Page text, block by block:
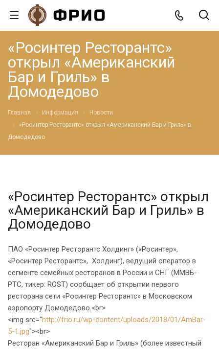
«Росинтер Ресторантс»
открыл «Американский
Бар и Гриль» в
Домодедово
Главная Информация
Новости
«Росинтер Ресторантс» открыл «Американский Бар и Гриль» в
Домодедово
«Росинтер Ресторантс» открыл
«Американский Бар и Гриль» в
Домодедово
ПАО «Росинтер Ресторантс Холдинг» («Росинтер»,
«Росинтер Ресторантс», Холдинг), ведущий оператор в
сегменте семейных ресторанов в России и СНГ (ММВБ-
РТС, тикер: ROST) сообщает об открытии первого
ресторана сети «Росинтер Ресторантс» в Московском
аэропорту Домодедово.<br>
<img src="http://frio.ru/wp-content/uploads/2018/01/AmBar-
5-1.jpg"><br>
Ресторан «Американский Бар и Гриль» (более известный